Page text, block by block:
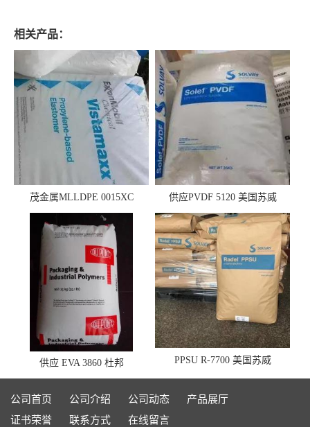
相关产品：
茂金属MLLDPE 0015XC
0019XC 现货
供应PVDF 5120 美国苏威
供应 EVA 3860 杜邦 PPSU R-7700 美国苏威
公司首页 公司介绍 公司动态
产品展厅
证书荣誉
联系方式 在线留言